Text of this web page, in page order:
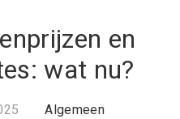
en
wat nu?
Algemeen